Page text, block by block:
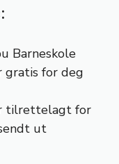
Barneskole
gratis for deg
tilrettelagt for
ut